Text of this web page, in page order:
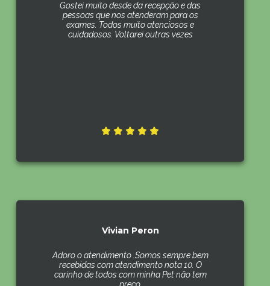
Gostei muito desde da recepção e das
pessoas que nos atenderam para os
exames. Todos muito atenciosos e
cuidadosos. Voltarei outras vezes
Vivian Peron
Adoro o atendimento .Somos sempre bem
recebidas com atendimento nota 10. O
carinho de todos com minha Pet não tem